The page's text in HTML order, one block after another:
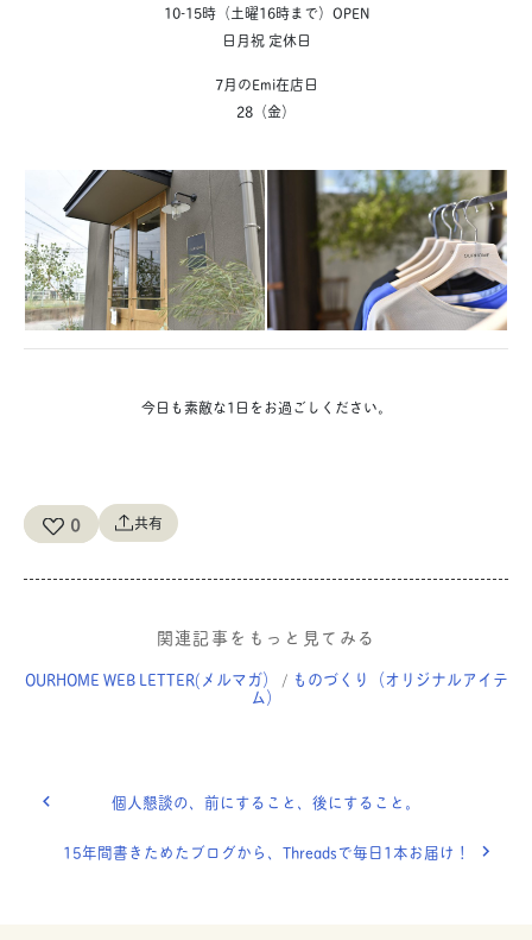
10-15時（土曜16時まで）OPEN
日月祝 定休日
7月のEmi在店日
28（金）
今日も素敵な1日をお過ごしください。
0 共有
関連記事をもっと見てみる
OURHOME WEB LETTER(メルマガ） / ものづくり（オリジナルアイテ
ム）
個人懇談の、前にすること、後にすること。
15年間書きためたブログから、Threadsで毎日1本お届け！